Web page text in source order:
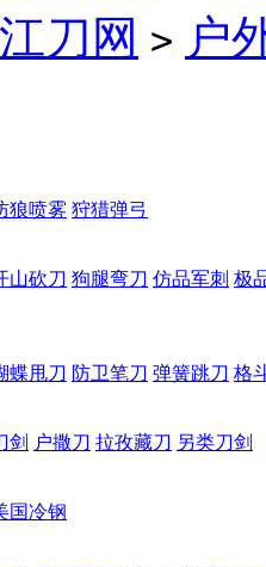
刀网 > 户
狼喷雾 狩猎弹弓
山砍刀 狗腿弯刀 仿品军刺 极
蝶甩刀 防卫笔刀 弹簧跳刀 格
剑 户撒刀 拉孜藏刀 另类刀剑
国冷钢